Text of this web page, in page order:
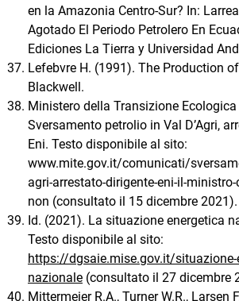
en la Amazonia Centro-Sur? In:
Agotado El Periodo Petrolero En
Ediciones La Tierra y Universidad
Lefebvre H. (1991). The Production
Blackwell.
Ministero della Transizione
Sversamento petrolio in Val D’Agri,
Eni. Testo disponibile al sito:
www.mite.gov.it/comunicati/
agri-arrestato-dirigente-eni-il-
non (consultato il 15 dicembre 2021).
Id. (2021). La situazione energetica
Testo disponibile al sito:
https://dgsaie.mise.gov.it/situazione-
nazionale (consultato il 27 dicembre
Mittermeier R.A., Turner W.R., Larsen